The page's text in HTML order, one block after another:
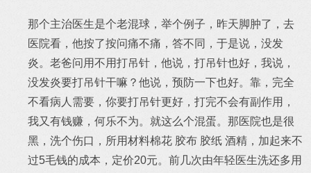
那个主治医生是个老混球，举个例子，昨天脚肿了，去
医院看，他按了按问痛不痛，答不同，于是说，没发
炎。老爸问用不用打吊针，他说，打吊针也好，我说，
没发炎要打吊针干嘛？他说，预防一下也好。靠，完全
不看病人需要，你要打吊针更好，打完不会有副作用，
我又有钱赚，何乐不为。就这么个混蛋。那医院也是很
黑，洗个伤口，所用材料棉花 胶布 胶纸 酒精，加起来不
过5毛钱的成本，定价20元。前几次由年轻医生洗还多用